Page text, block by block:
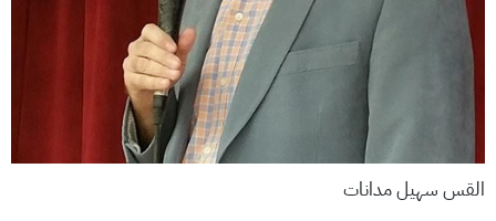
القس سهيل مدانات